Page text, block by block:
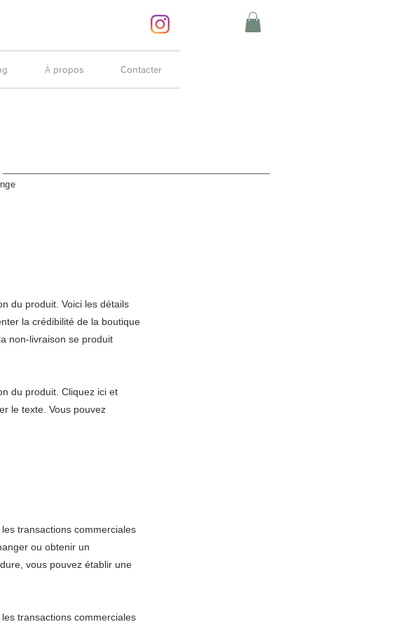
À propos Contacter
du produit. Voici les détails
la crédibilité de la boutique
non-livraison se produit
du produit. Cliquez ici et
le texte. Vous pouvez
transactions commerciales
ou obtenir un
vous pouvez établir une
transactions commerciales